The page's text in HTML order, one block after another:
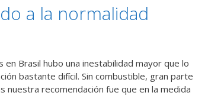
a la normalidad
Brasil hubo una inestabilidad mayor que lo
bastante difícil. Sin combustible, gran parte
nuestra recomendación fue que en la medida